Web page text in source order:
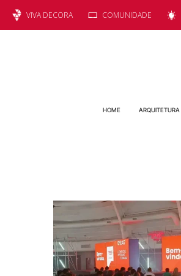
VIVA DECORA COMUNIDADE
HOME ARQUITETURA